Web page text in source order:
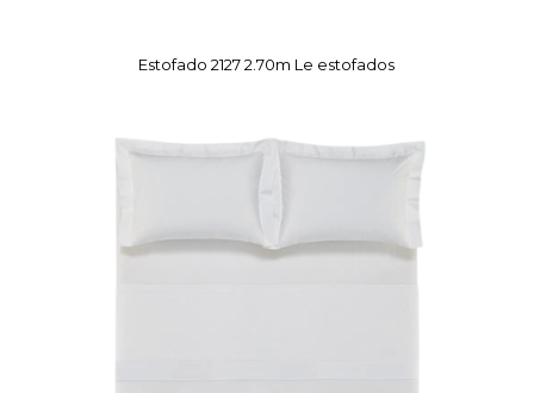
Estofado 2127 2.70m Le estofados